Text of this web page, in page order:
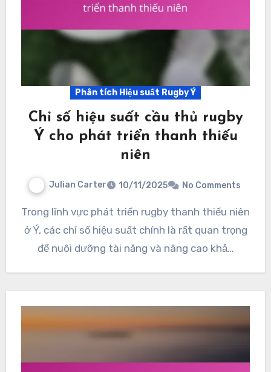
Phân tích Hiệu suất Rugby Ý
Chỉ số hiệu suất cầu thủ rugby
Ý cho phát triển thanh thiếu
niên
Julian Carter 10/11/2025 No Comments
Trong lĩnh vực phát triển rugby thanh thiếu niên
ở Ý, các chỉ số hiệu suất chính là rất quan trọng
để nuôi dưỡng tài năng và nâng cao khả…